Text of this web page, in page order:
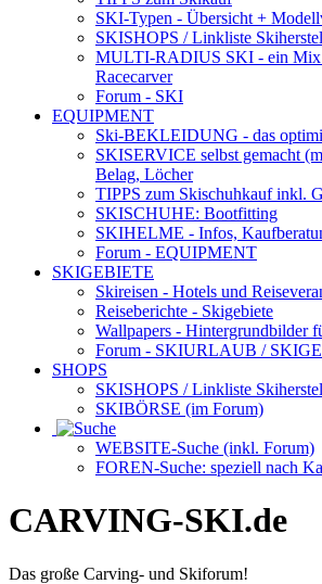
SKI-Typen - Übersicht +
SKISHOPS / Linkliste
MULTI-RADIUS SKI - ein Mix
Racecarver
Forum - SKI
EQUIPMENT
Ski-BEKLEIDUNG - das
SKISERVICE selbst gemacht
Belag, Löcher
TIPPS zum Skischuhkaufinkl.
SKISCHUHE: Bootfitting
SKIHELME - Infos,
Forum - EQUIPMENT
SKIGEBIETE
Skireisen - Hotels und
Reiseberichte - Skigebiete
Wallpapers - Hintergrundbilder
Forum - SKIURLAUB /
SHOPS
SKISHOPS / Linkliste
SKIBÖRSE (im Forum)
WEBSITE-Suche (inkl. Forum)
FOREN-Suche: speziell nach
CARVING-SKI.de
Das große Carving- und Skiforum!